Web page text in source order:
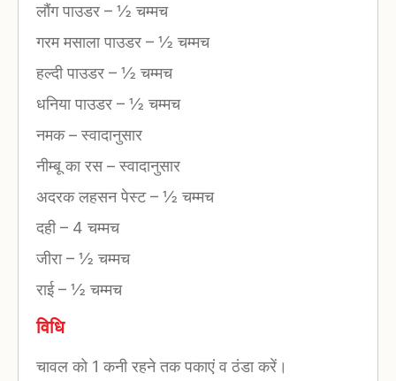
लौंग पाउडर – ½ चम्मच
गरम मसाला पाउडर – ½ चम्मच
हल्दी पाउडर – ½ चम्मच
धनिया पाउडर – ½ चम्मच
नमक–स्वादानुसार
नीम्बू का रस–स्वादानुसार
अदरक लहसन पेस्ट– ½ चम्मच
दही– 4 चम्मच
जीरा– ½ चम्मच
राई– ½ चम्मच
विधि
चावल को 1 कनी रहने तक पकाएं व ठंडा करें।